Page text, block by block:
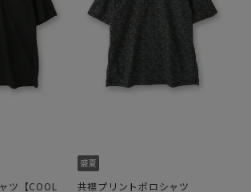
ツ【COOL
共襟プリントポロシャツ